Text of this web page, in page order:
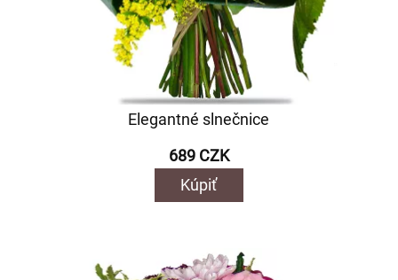
Elegantné slnečnice
689 CZK
Kúpiť